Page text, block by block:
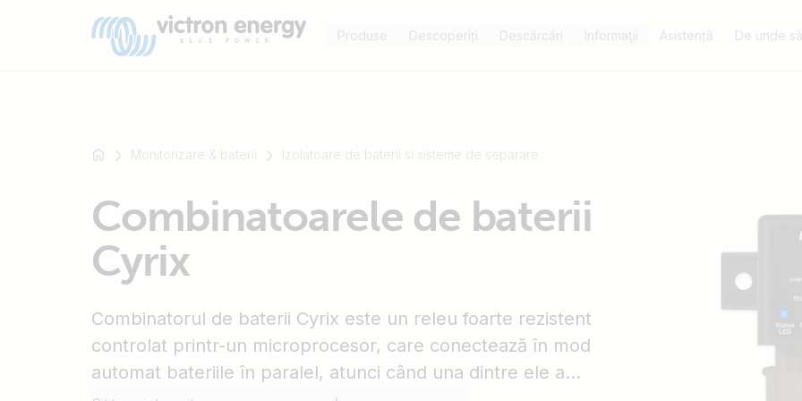
Produse Descoperiți Descărcări Informaţii Asistență De unde
Monitorizare & baterii Izolatoare de baterii si sisteme de separare
Combinatoarele de baterii
Cyrix
Combinatorul de baterii Cyrix este un releu foarte rezistent
controlat printr-un microprocesor, care conectează în mod
automat bateriile în paralel, atunci când una dintre ele a